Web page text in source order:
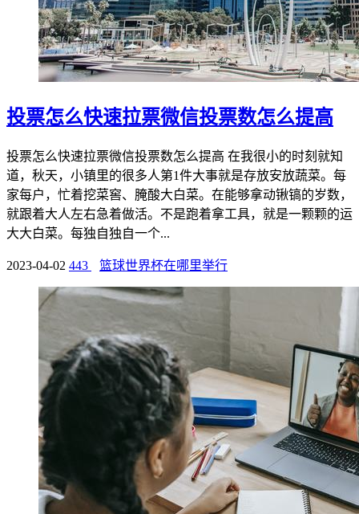
投票怎么快速拉票微信投票数怎么提高
投票怎么快速拉票微信投票数怎么提高 在我很小的时刻就知
道，秋天，小镇里的很多人第1件大事就是存放安放蔬菜。每
家每户，忙着挖菜窖、腌酸大白菜。在能够拿动锹镐的岁数，
就跟着大人左右急着做活。不是跑着拿工具，就是一颗颗的运
大大白菜。每独自独自一个...
2023-04-02 443 篮球世界杯在哪里举行